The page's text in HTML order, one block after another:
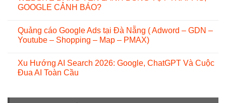
GOOGLE CẢNH BÁO?
Quảng cáo Google Ads tại Đà Nẵng ( Adword – GDN –
Youtube – Shopping – Map – PMAX)
Xu Hướng AI Search 2026: Google, ChatGPT Và Cuộc
Đua AI Toàn Cầu